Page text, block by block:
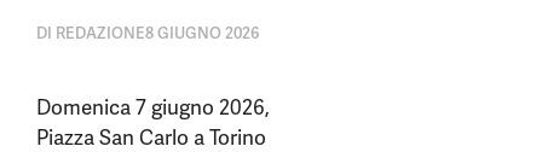
DI REDAZIONE8 GIUGNO 2026
Domenica 7 giugno 2026,
Piazza San Carlo a Torino